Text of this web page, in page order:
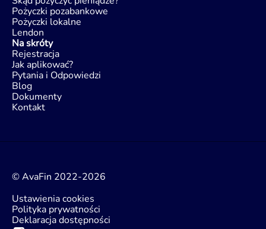
Pożyczki pozabankowe
Pożyczki lokalne
Lendon
Na skróty
Rejestracja
Jak aplikować?
Pytania i Odpowiedzi
Blog
Dokumenty
Kontakt
© AvaFin 2022-2026
Ustawienia cookies
Polityka prywatności
Deklaracja dostępności